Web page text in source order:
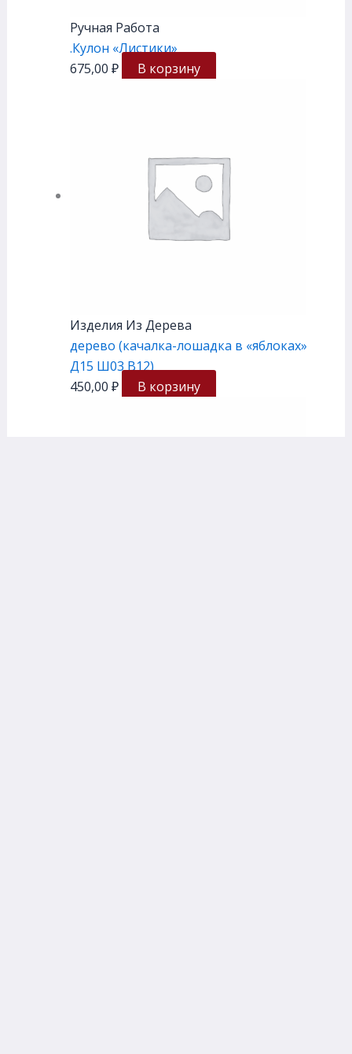
Ручная Работа
.Кулон «Листики»
675,00 ₽ В корзину
Изделия Из Дерева
дерево (качалка-лошадка в «яблоках»
Д15 Ш03 В12)
450,00 ₽ В корзину